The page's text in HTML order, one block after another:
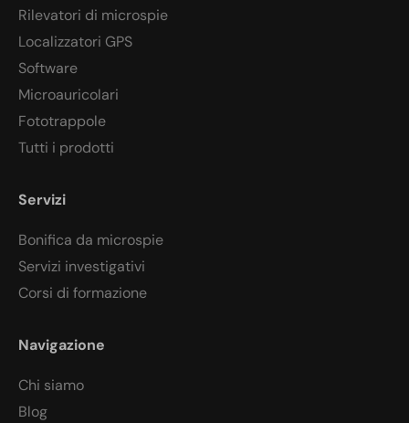
Rilevatori di microspie
Localizzatori GPS
Software
Microauricolari
Fototrappole
Tutti i prodotti
Servizi
Bonifica da microspie
Servizi investigativi
Corsi di formazione
Navigazione
Chi siamo
Blog